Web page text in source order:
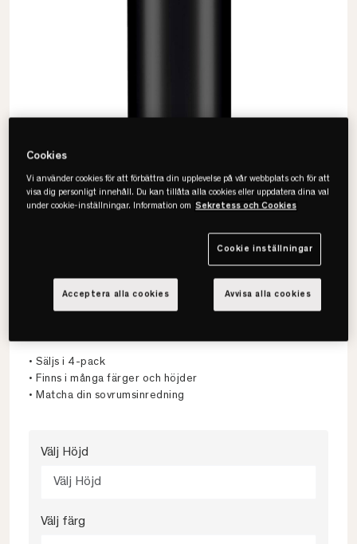
Hästens
• Säljs i 4-pack
• Finns i många färger och höjder
• Matcha din sovrumsinredning
Välj Höjd
Välj Höjd
Välj färg
Cookies
Vi använder cookies för att förbättra din upplevelse på vår webbplats och för att
visa dig personligt innehåll. Du kan tillåta alla cookies eller uppdatera dina val
under cookie-inställningar. Information om Sekretess och Cookies
Cookie inställningar
Avvisa alla cookies
Acceptera alla cookies